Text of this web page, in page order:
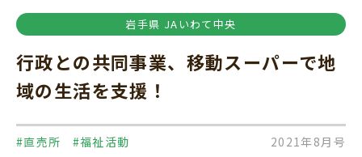
岩手県 JAいわて中央
行政との共同事業、移動スーパーで地
域の生活を支援！
#直売所 #福祉活動 2021年8月号